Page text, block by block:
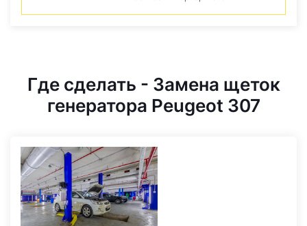
Где сделать - Замена щеток
генератора Peugeot 307